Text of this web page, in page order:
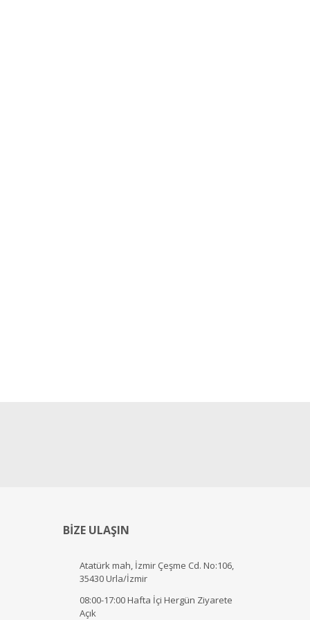
BİZE ULAŞIN
Atatürk mah, İzmir Çeşme Cd. No:106,
35430 Urla/İzmir
08:00-17:00 Hafta İçi Hergün Ziyarete
Açık